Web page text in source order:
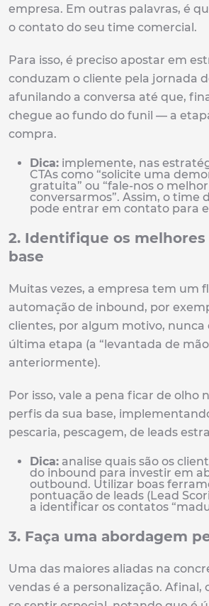
empresa. Em outras palavras, é
o contato do seu time comercial.
Para isso, é preciso apostar em
conduzam o cliente pela jornada
afunilando a conversa até que,
chegue ao fundo do funil — a
compra.
Dica: implemente, nas
CTAs como “solicite uma
gratuita” ou “fale-nos o
conversarmos”. Assim, o time
pode entrar em contato para
2. Identifique os melhores
base
Muitas vezes, a empresa tem um
automação de inbound, por
clientes, por algum motivo, nunca
última etapa (a “levantada de
anteriormente).
Por isso, vale a pena ficar de olho
perfis da sua base,
pescaria, pescagem, de leads
Dica: analise quais são os
do inbound para investir em
outbound. Utilizar boas
pontuação de leads (Lead
a identificar os contatos
3. Faça uma abordagem
Uma das maiores aliadas na
vendas é a personalização. Afinal,